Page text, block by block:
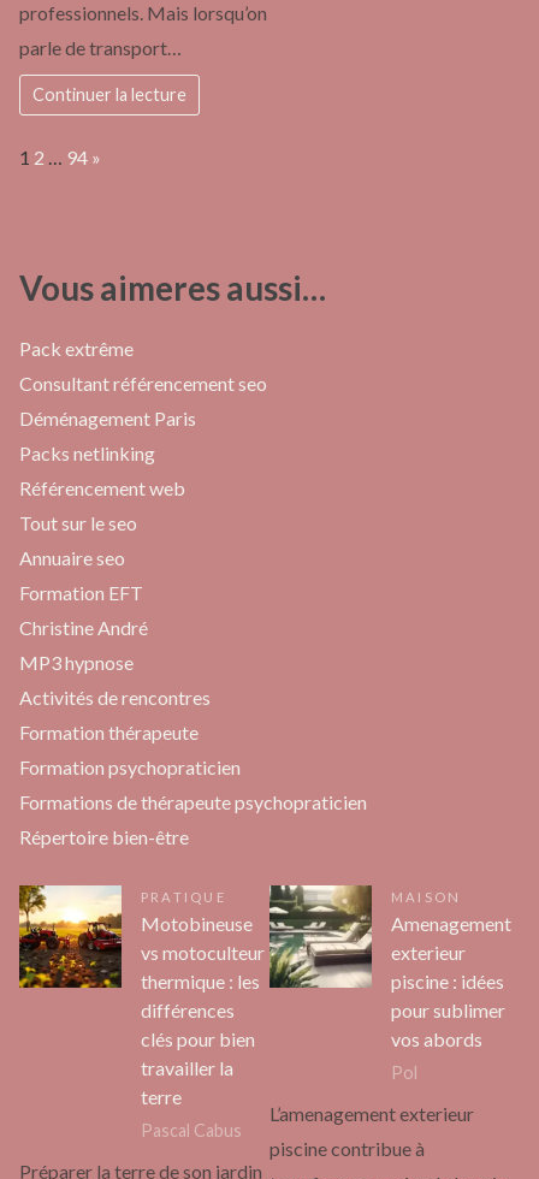
professionnels. Mais lorsqu’on
parle de transport…
Continuer la lecture
Page:
1 2 … 94 Next
»
Vous aimeres aussi…
Pack extrême
Consultant référencement seo
Déménagement Paris
Packs netlinking
Référencement web
Tout sur le seo
Annuaire seo
Formation EFT
Christine André
MP3 hypnose
Activités de rencontres
Formation thérapeute
Formation psychopraticien
Formations de thérapeute psychopraticien
Répertoire bien-être
PRATIQUE
Motobineuse
vs motoculteur
thermique : les
différences
clés pour bien
travailler la
terre
Pascal Cabus
Préparer la terre de son jardin
MAISON
Amenagement
exterieur
piscine : idées
pour sublimer
vos abords
Pol
L’amenagement exterieur
piscine contribue à